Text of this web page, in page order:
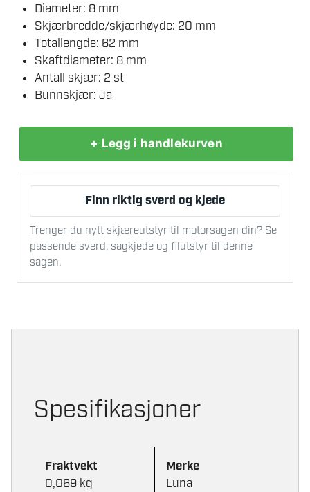
Diameter: 8 mm
Skjærbredde/skjærhøyde: 20 mm
Totallengde: 62 mm
Skaftdiameter: 8 mm
Antall skjær: 2 st
Bunnskjær: Ja
MED
BUNNSKJÆR
8/62
antall
+ Legg i handlekurven
Finn riktig sverd og kjede
Trenger du nytt skjæreutstyr til motorsagen din? Se
passende sverd, sagkjede og filutstyr til denne
sagen.
Spesifikasjoner
Fraktvekt
0,069 kg
Merke
Luna